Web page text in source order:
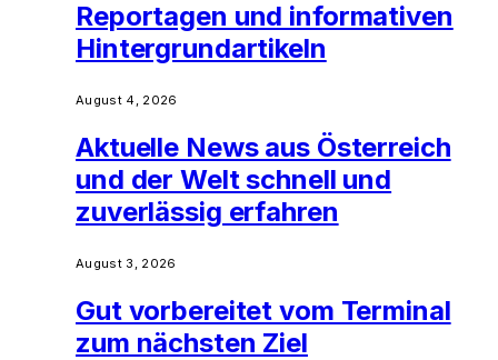
Reportagen und informativen
Hintergrundartikeln
August 4, 2026
Aktuelle News aus Österreich
und der Welt schnell und
zuverlässig erfahren
August 3, 2026
Gut vorbereitet vom Terminal
zum nächsten Ziel